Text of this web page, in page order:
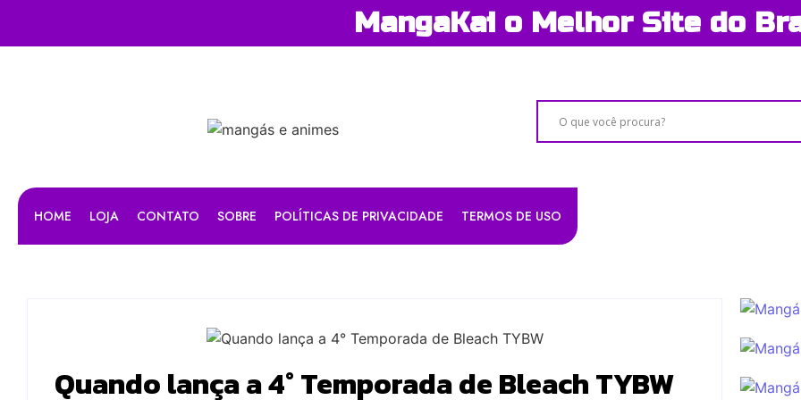
MangaKai o Melhor Site do
HOME LOJA CONTATO SOBRE POLÍTICAS DE PRIVACIDADE TERMOS DE USO
Quando lança a 4° Temporada de Bleach TYBW